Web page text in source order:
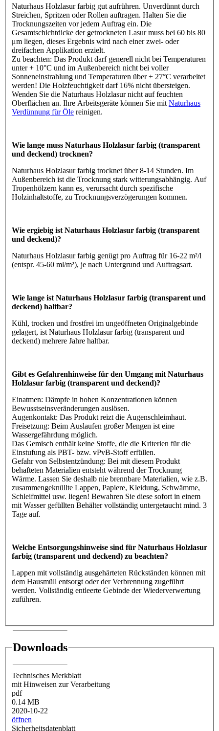
Naturhaus Holzlasur farbig gut aufrühren. Unverdünnt durch
Streichen, Spritzen oder Rollen auftragen. Halten Sie die
Trocknungszeiten vor jedem Auftrag ein. Die
Gesamtschichtdicke der getrockneten Lasur muss bei 60 bis 80
μm liegen, dieses Ergebnis wird nach einer zwei- oder
dreifachen Applikation erzielt.
Zu beachten: Das Produkt darf generell nicht bei Temperaturen
unter + 10°C und im Außenbereich nicht bei voller
Sonneneinstrahlung und Temperaturen über + 27°C verarbeitet
werden! Die Holzfeuchtigkeit darf 16% nicht übersteigen.
Wenden Sie die Naturhaus Holzlasur nicht auf feuchten
Oberflächen an. Ihre Arbeitsgeräte können Sie mit Naturhaus
Verdünnung für Öle reinigen.
Wie lange muss Naturhaus Holzlasur farbig (transparent
und deckend) trocknen?
Naturhaus Holzlasur farbig trocknet über 8-14 Stunden. Im
Außenbereich ist die Trocknung stark witterungsabhängig. Auf
Tropenhölzern kann es, verursacht durch spezifische
Holzinhaltstoffe, zu Trocknungsverzögerungen kommen.
Wie ergiebig ist Naturhaus Holzlasur farbig (transparent
und deckend)?
Naturhaus Holzlasur farbig genügt pro Auftrag für 16-22 m²/l
(entspr. 45-60 ml/m²), je nach Untergrund und Auftragsart.
Wie lange ist Naturhaus Holzlasur farbig (transparent und
deckend) haltbar?
Kühl, trocken und frostfrei im ungeöffneten Originalgebinde
gelagert, ist Naturhaus Holzlasur farbig (transparent und
deckend) mehrere Jahre haltbar.
Gibt es Gefahrenhinweise für den Umgang mit Naturhaus
Holzlasur farbig (transparent und deckend)?
Einatmen: Dämpfe in hohen Konzentrationen können
Bewusstseinsveränderungen auslösen.
Augenkontakt: Das Produkt reizt die Augenschleimhaut.
Freisetzung: Beim Auslaufen großer Mengen ist eine
Wassergefährdung möglich.
Das Gemisch enthält keine Stoffe, die die Kriterien für die
Einstufung als PBT- bzw. vPvB-Stoff erfüllen.
Gefahr von Selbstentzündung: Bei mit diesem Produkt
behafteten Materialien entsteht während der Trocknung
Wärme. Lassen Sie deshalb nie brennbare Materialien, wie z.B.
zusammengeknüllte Lappen, Papiere, Kleidung, Schwämme,
Schleifmittel usw. liegen! Bewahren Sie diese sofort in einem
mit Wasser gefüllten Behälter vollständig untergetaucht mind. 3
Tage auf.
Welche Entsorgungshinweise sind für Naturhaus Holzlasur
farbig (transparent und deckend) zu beachten?
Lappen mit vollständig ausgehärteten Rückständen können mit
dem Hausmüll entsorgt oder der Verbrennung zugeführt
werden. Vollständig entleerte Gebinde der Wiederverwertung
zuführen.
Downloads
Technisches Merkblatt
mit Hinweisen zur Verarbeitung
pdf
0.14 MB
2020-10-22
öffnen
Sicherheitsdatenblatt